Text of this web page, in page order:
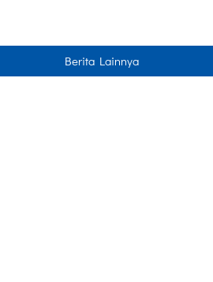
Berita Lainnya